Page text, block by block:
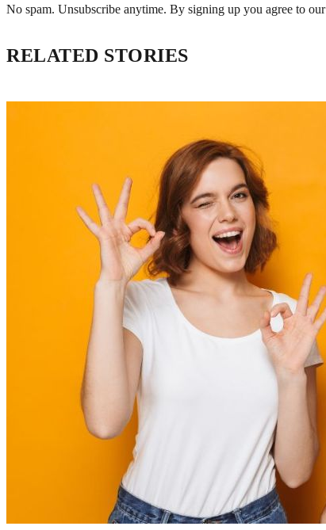
No spam. Unsubscribe anytime. By signing up you agree to our
RELATED STORIES